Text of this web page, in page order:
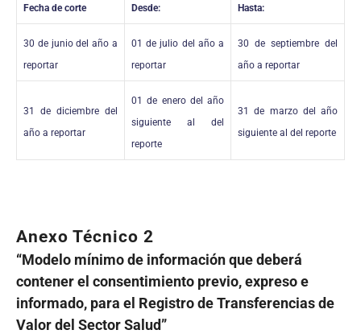
Fecha de corte Desde: Hasta:
30 de junio del año a
reportar
01 de julio del año a
reportar
30 de septiembre del
año a reportar
31 de diciembre del
año a reportar
01 de enero del año
siguiente al del
reporte
31 de marzo del año
siguiente al del reporte
Anexo Técnico 2
“Modelo mínimo de información que deberá
contener el consentimiento previo, expreso e
informado, para el Registro de Transferencias de
Valor del Sector Salud”